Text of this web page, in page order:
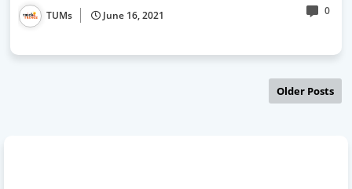
TUMs June 16, 2021 0
Older Posts